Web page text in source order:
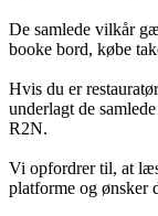
De samlede vilkår
booke bord, købe
Hvis du er
underlagt de
R2N.
Vi opfordrer til, at
platforme og ønsker